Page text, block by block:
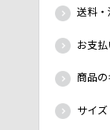
送料
お支
商品
サイ